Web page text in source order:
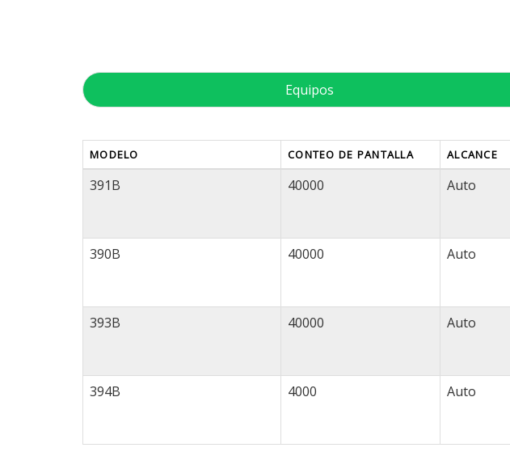
Equipos
MODELO CONTEO DE PANTALLA ALCANCE
391B 40000 Auto
390B 40000 Auto
393B 40000 Auto
394B 4000 Auto